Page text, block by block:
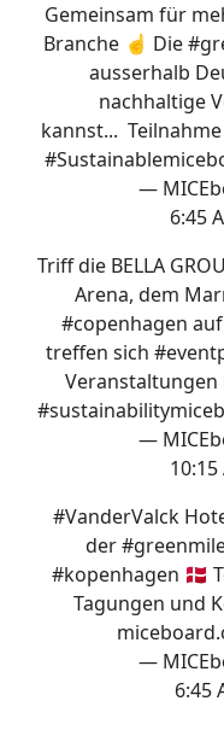
Gemeinsam für
Branche ☝️ Die
ausserhalb
nachhaltige
kannst...
#Sustainable
—
6:45
Triff die BELLA
Arena, dem
#copenhagen
treffen sich
Veranstaltungen
#sustainability
—
10:15
#VanderValck
der
#kopenhagen 🇩🇰
Tagungen und
—
6:45